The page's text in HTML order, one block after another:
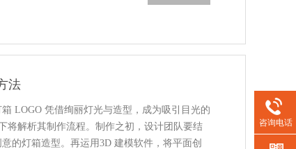
法
LOGO 凭借绚丽灯光与造型，成为吸引目光的
将解析其制作流程。制作之初，设计团队要结
的灯箱造型。再运用3D 建模软件，将平面创
咨询电话